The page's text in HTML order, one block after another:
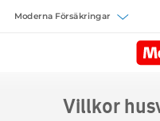
Villkor